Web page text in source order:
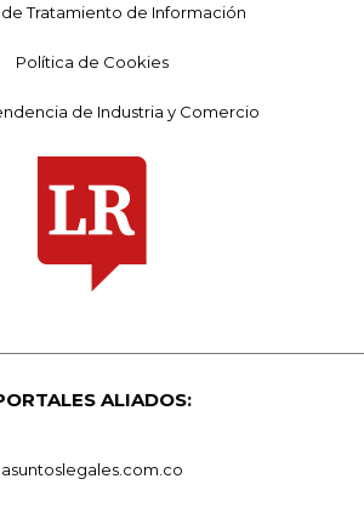
Tratamiento de Información
Política de Cookies
de Industria y Comercio
ALIADOS:
asuntoslegales.com.co